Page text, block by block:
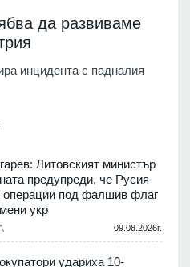
да развиваме
инцидента с падналия
Литовският министър
предупреди, че Русия
операции под фалшив флаг
укр
09.08.2026г.
удариха 10-